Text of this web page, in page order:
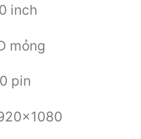
inch
mỏng
pin